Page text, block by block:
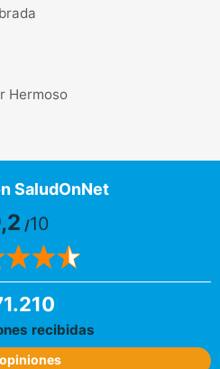
Hermoso
SaludOnNet
/10
recibidas